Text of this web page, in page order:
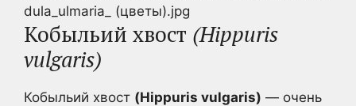
dula_ulmaria_ (цветы).jpg
Кобыльий хвост (Hippuris
vulgaris)
Кобыльий хвост (Hippuris vulgaris) — очень